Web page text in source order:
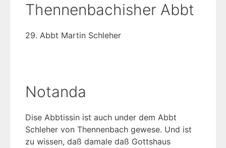
Thennenbachisher Abbt
29. Abbt Martin Schleher
Notanda
Dise Abbtissin ist auch under dem Abbt
Schleher von Thennenbach gewese. Und ist
zu wissen, daß damale daß Gottshaus